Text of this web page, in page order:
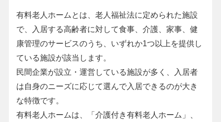
有料老人ホームとは、老人福祉法に定められた施設
で、入居する高齢者に対して食事、介護、家事、健
康管理のサービスのうち、いずれか1つ以上を提供し
ている施設が該当します。
民間企業が設立・運営している施設が多く、入居者
は自身のニーズに応じて選んで入居できるのが大き
な特徴です。
有料老人ホームは、「介護付き有料老人ホーム」、